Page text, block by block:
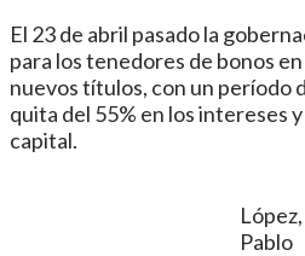
El 23 de abril pasado la
para los tenedores de bonos
nuevos títulos, con un período
quita del 55% en los intereses
capital.
López,
Pablo